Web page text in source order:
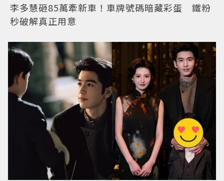
李多慧砸85萬牽新車！車牌號碼暗藏彩蛋 鐵粉
秒破解真正用意